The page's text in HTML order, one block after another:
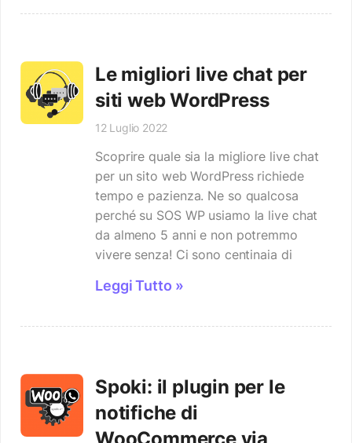
Le migliori live chat per
siti web WordPress
12 Luglio 2022
Scoprire quale sia la migliore live chat
per un sito web WordPress richiede
tempo e pazienza. Ne so qualcosa
perché su SOS WP usiamo la live chat
da almeno 5 anni e non potremmo
vivere senza! Ci sono centinaia di
Leggi Tutto »
Spoki: il plugin per le
notifiche di